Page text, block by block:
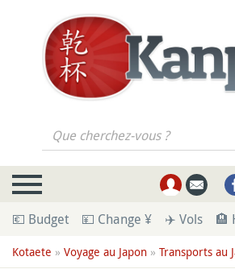
Que cherchez-vous ?
💶 Budget 💴 Change ¥ ✈️ Vols 🏨
Kotaete » Voyage au Japon » Transports au